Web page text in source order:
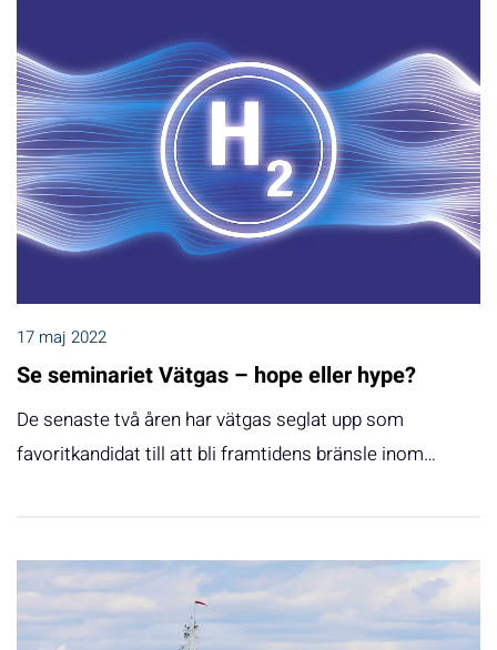
17 maj 2022
Se seminariet Vätgas – hope eller hype?
De senaste två åren har vätgas seglat upp som
favoritkandidat till att bli framtidens bränsle inom…